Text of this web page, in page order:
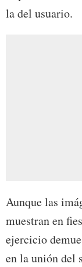
la del usuario.
Aunque las
muestran en
ejercicio
en la unión del